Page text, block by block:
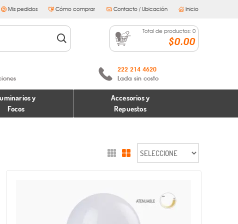
Mis pedidos Cómo comprar Contacto / Ubicación Inicio
Total de productos: 0
$0.00
222 214 4620
Lada sin costo
y
Focos
Accesorios y
Repuestos